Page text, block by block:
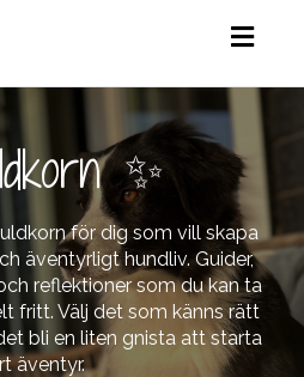
✨
för dig som vill skapa
äventyrligt hundliv. Guider,
reflektioner som du kan ta
fritt. Välj det som känns rätt
bli en liten gnista att starta
äventyr.